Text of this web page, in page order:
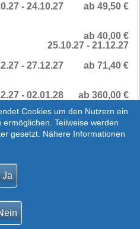
Cookies um den Nutzern ein
Teilweise werden
gesetzt. Nähere Informationen
ab 49,50 €
- 24.10.27
ab 40,00 €
25.10.27 - 21.12.27
ab 71,40 €
- 27.12.27
ab 360,00 €
- 02.01.28
3 Übernachtungen
nach der
und